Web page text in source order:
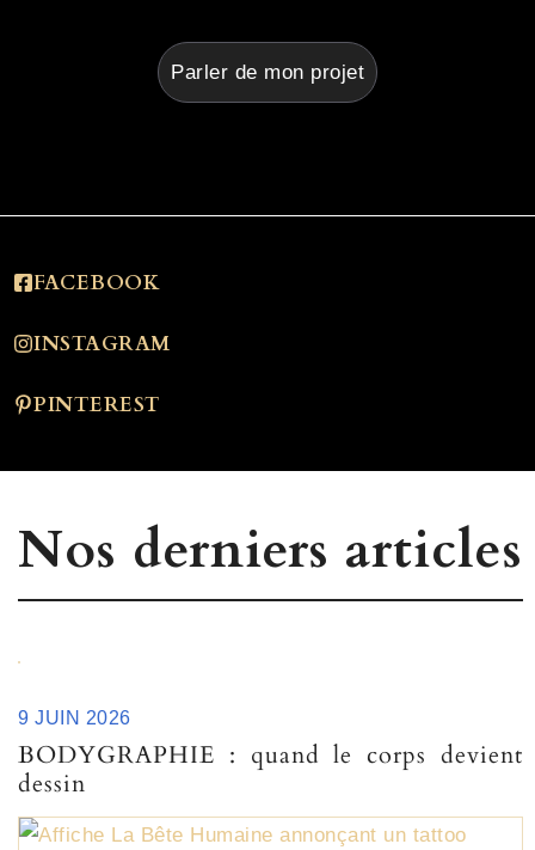
Parler de mon projet
FACEBOOK
INSTAGRAM
PINTEREST
Nos derniers articles
9 JUIN 2026
BODYGRAPHIE : quand le corps devient
dessin